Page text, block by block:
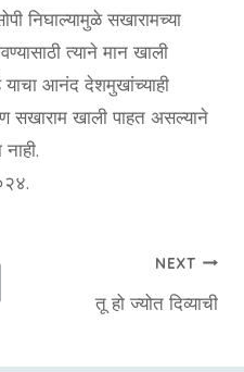
निघाल्यामुळे सखारामच्या
त्याने मान खाली
आनंद देशमुखांच्याही
सखाराम खाली पाहत असल्याने
NEXT
तू हो ज्योत दिव्याची